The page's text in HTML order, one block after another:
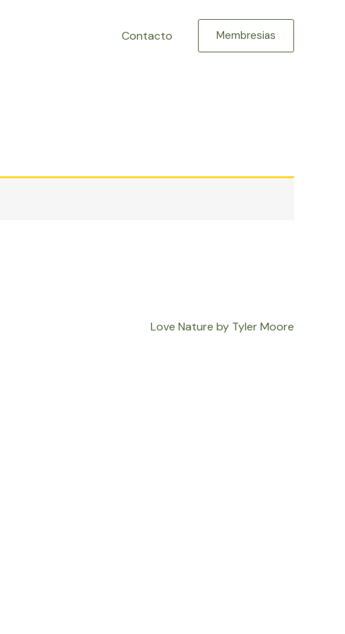
Contacto Membresias
Love Nature by Tyler Moore